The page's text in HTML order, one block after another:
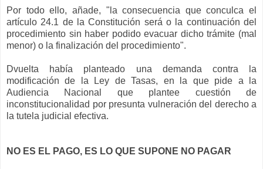
Por todo ello, añade, "la consecuencia que conculca el
artículo 24.1 de la Constitución será o la continuación del
procedimiento sin haber podido evacuar dicho trámite (mal
menor) o la finalización del procedimiento".
Dvuelta había planteado una demanda contra la
modificación de la Ley de Tasas, en la que pide a la
Audiencia Nacional que plantee cuestión de
inconstitucionalidad por presunta vulneración del derecho a
la tutela judicial efectiva.
NO ES EL PAGO, ES LO QUE SUPONE NO PAGAR